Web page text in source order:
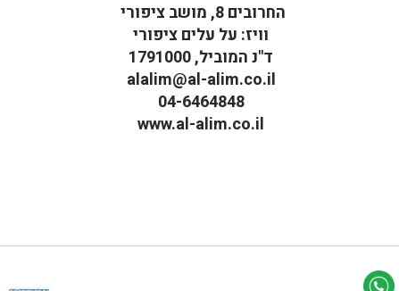
החרובים 8, מושב ציפורי
וויז: על עלים ציפורי
ד"נ המוביל, 1791000
alalim@al-alim.co.il
04-6464848
www.al-alim.co.il